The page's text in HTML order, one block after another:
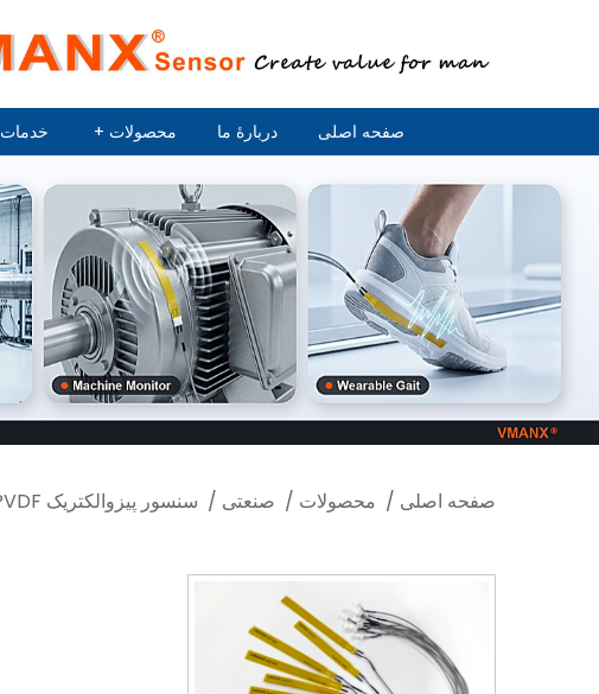
صفحه اصلی دربارهٔ ما محصولات + خدمات
صفحه اصلی / محصولات / صنعتی / سنسور پیزوالکتریک PVDF